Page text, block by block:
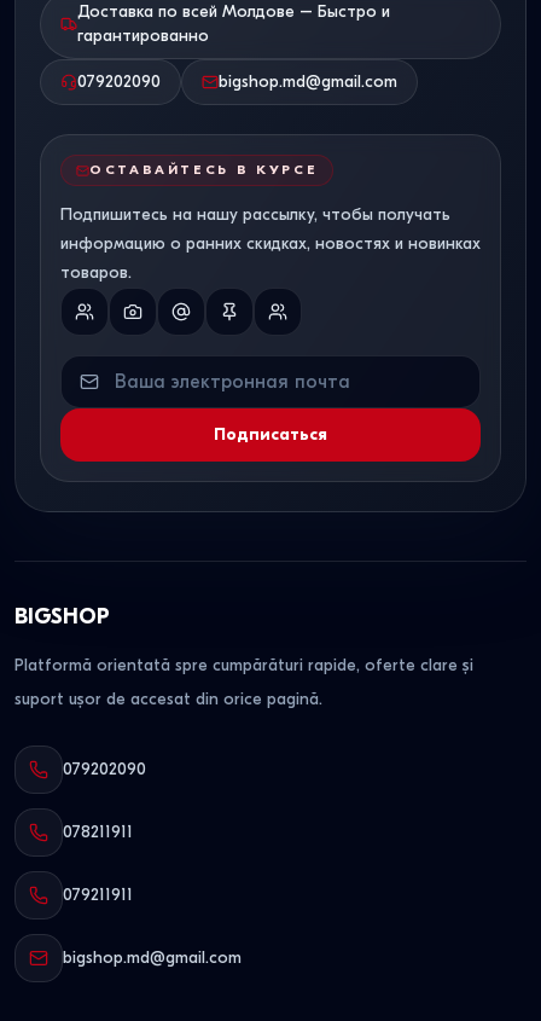
Доставка по всей Молдове – Быстро и
гарантированно
079202090 bigshop.md@gmail.com
ОСТАВАЙТЕСЬ В КУРСЕ
Подпишитесь на нашу рассылку, чтобы получать
информацию о ранних скидках, новостях и новинках
товаров.
Подписаться
BIGSHOP
Platformă orientată spre cumpărături rapide, oferte clare și
suport ușor de accesat din orice pagină.
079202090
078211911
079211911
bigshop.md@gmail.com